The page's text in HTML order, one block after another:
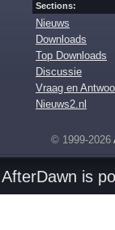
Sections:
Nieuws
Downloads
Top Downloads
Discussie
Vraag en
Nieuws2.nl
© 1999-2026
AfterDawn is